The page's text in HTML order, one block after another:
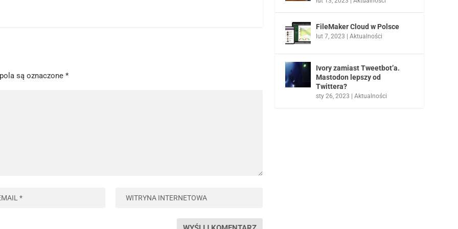
są oznaczone*
FileMaker Cloud w Polsce
lut 7, 2023 |Aktualności
Ivory zamiast Tweetbot’a.
Mastodon lepszy od
Twittera?
sty 26, 2023 |Aktualności